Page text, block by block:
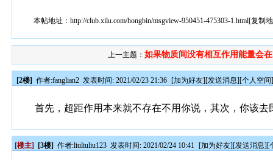
本帖地址：http://club.xilu.com/hongbin/msgview-950451-475303-1.html[复制
上一主题： 如果物质间没有相互作用能量会
[2楼] 作者:fanglian2 发表时间: 2021/02/23 21:36 [加为好友][发送消息][个人空间
首先，超距作用本来就不存在不用你说，其次，你该去
[楼主] [3楼] 作者:liuliuliu123 发表时间: 2021/02/24 10:41 [加为好友][发送消息][